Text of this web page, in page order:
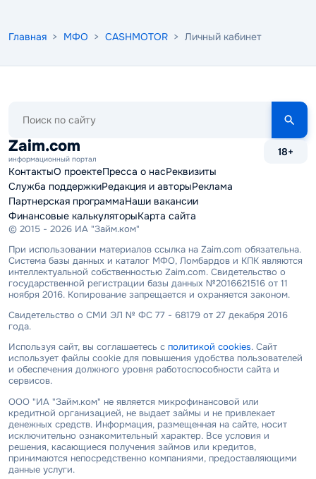
Главная > МФО > CASHMOTOR > Личный кабинет
сайту
Zaim.com
информационный портал
18+
КонтактыО проектеПресса о насРеквизиты
Служба поддержкиРедакция и авторыРеклама
Партнерская программаНаши вакансии
Финансовые калькуляторыКарта сайта
© 2015 - 2026 ИА "Займ.ком"
При использовании материалов ссылка на Zaim.com обязательна.
Система базы данных и каталог МФО, Ломбардов и КПК являются
интеллектуальной собственностью Zaim.com. Свидетельство о
государственной регистрации базы данных №2016621516 от 11
ноября 2016. Копирование запрещается и охраняется законом.
Свидетельство о СМИ ЭЛ № ФС 77 - 68179 от 27 декабря 2016
года.
Используя сайт, вы соглашаетесь с политикой cookies. Сайт
использует файлы cookie для повышения удобства пользователей
и обеспечения должного уровня работоспособности сайта и
сервисов.
ООО "ИА "Займ.ком" не является микрофинансовой или
кредитной организацией, не выдает займы и не привлекает
денежных средств. Информация, размещенная на сайте, носит
исключительно ознакомительный характер. Все условия и
решения, касающиеся получения займов или кредитов,
принимаются непосредственно компаниями, предоставляющими
данные услуги.